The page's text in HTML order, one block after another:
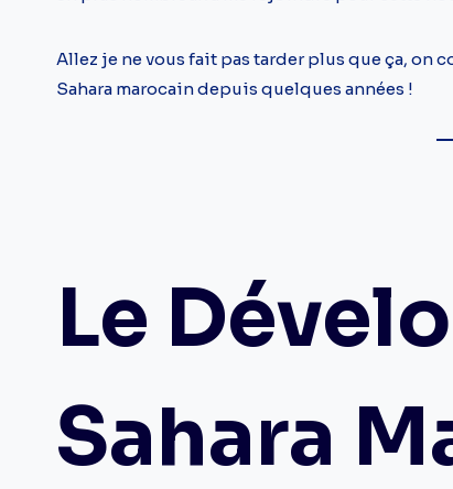
Allez je ne vous fait pas tarder plus que ça, on
Sahara marocain depuis quelques années !
Le
Sahara